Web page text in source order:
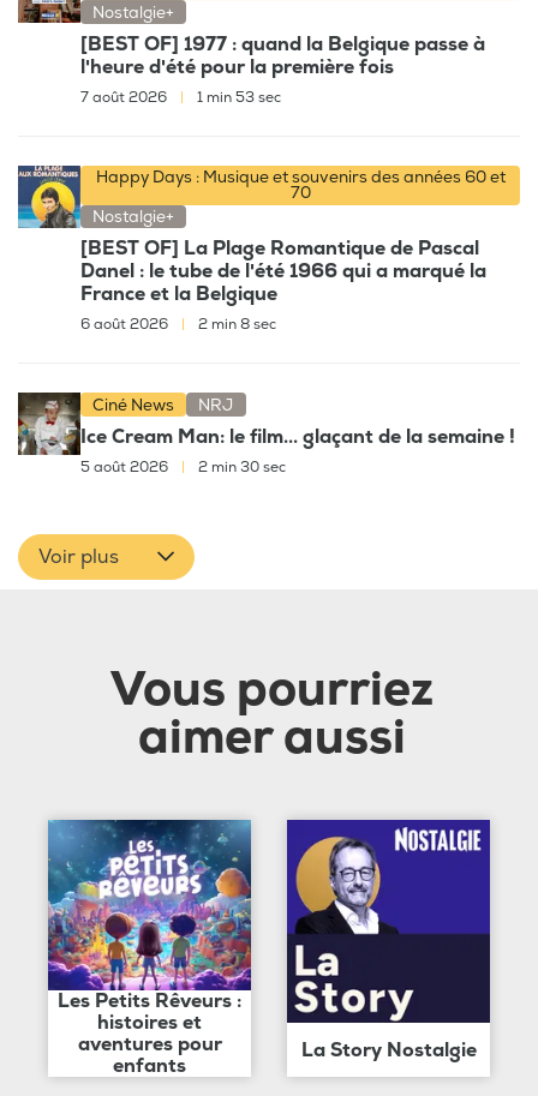
Nostalgie+
[BEST OF] 1977 : quand la Belgique passe à
l'heure d'été pour la première fois
7 août 2026 1 min 53 sec
Happy Days : Musique et souvenirs des années 60 et
70
Nostalgie+
[BEST OF] La Plage Romantique de Pascal
Danel : le tube de l'été 1966 qui a marqué la
France et la Belgique
6 août 2026 2 min 8 sec
Ciné News NRJ
Ice Cream Man: le film... glaçant de la semaine !
5 août 2026 2 min 30 sec
Voir plus
Vous pourriez
aimer aussi
Les Petits Rêveurs :
histoires et
aventures pour
enfants
La Story Nostalgie